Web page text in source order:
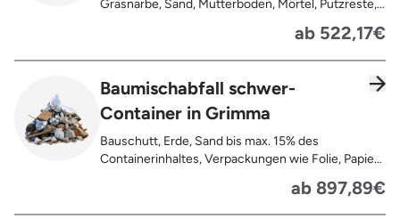
Grasnarbe, Sand, Mutterboden, Mörtel, Putzreste,
ab 522,17€
Baumischabfall schwer-
Container in Grimma
Bauschutt, Erde, Sand bis max. 15% des
Containerinhaltes, Verpackungen wie Folie, Papier,
Kunststoffe, Gummi, Styropor, Holz (z.B.
ab 897,89€